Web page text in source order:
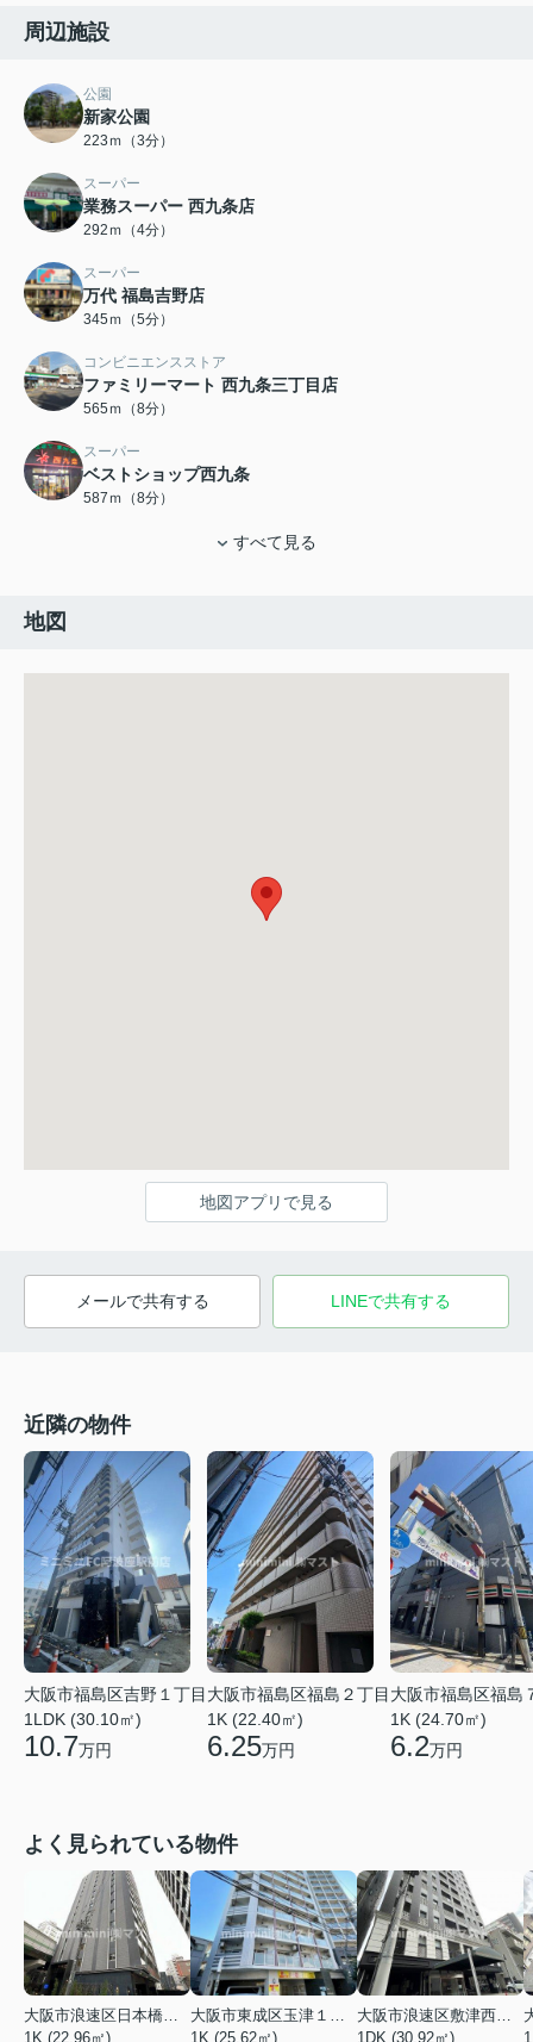
周辺施設
公園
新家公園
223ｍ（3分）
スーパー
業務スーパー 西九条店
292ｍ（4分）
スーパー
万代 福島吉野店
345ｍ（5分）
コンビニエンスストア
ファミリーマート 西九条三丁目店
565ｍ（8分）
スーパー
ベストショップ西九条
587ｍ（8分）
すべて見る
地図
地図アプリで見る
メールで共有する LINEで共有する
近隣の物件
大阪市福島区吉野１丁目
1LDK (30.10㎡)
10.7万円
大阪市福島区福島２丁目
1K (22.40㎡)
6.25万円
大阪市福島区福島
1K (24.70㎡)
6.2万円
よく見られている物件
大阪市浪速区日本橋東３丁目
1K (22.96㎡)
大阪市東成区玉津１丁目
1K (25.62㎡)
大阪市浪速区敷津西１丁目
1DK (30.92㎡)